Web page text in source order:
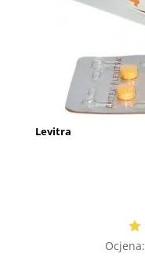
Levitra
Ocjena: